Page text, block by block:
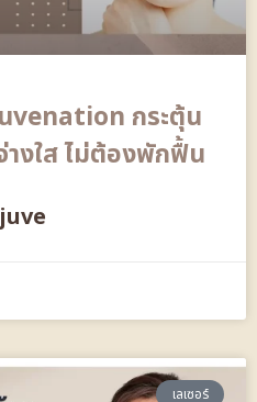
กระตุ้น
างใส ไม่ต้องพักฟื้น
เลเซอร์